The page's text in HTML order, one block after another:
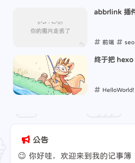
2023-07-
abbrlink 插
前端 seo
2023-07-
终于把 hexo
HelloWorld!
公告
😉 你好哇，欢迎来到我的记事簿